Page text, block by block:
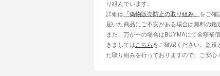
り組んでいます。
詳細は 「偽物販売防止の取り組み」 をご確
届いた商品にご不安がある場合は無料の鑑
また、万が一の場合はBUYMAにて全額補
きましては こちら をご確認ください。監視
た取り組みを行っておりますので、ご安心